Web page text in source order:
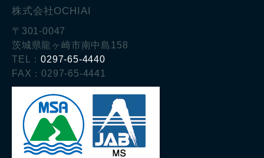
株式会社OCHIAI
〒301-0047
茨城県龍ヶ崎市南中島158
TEL：0297-65-4440
FAX：0297-65-4441